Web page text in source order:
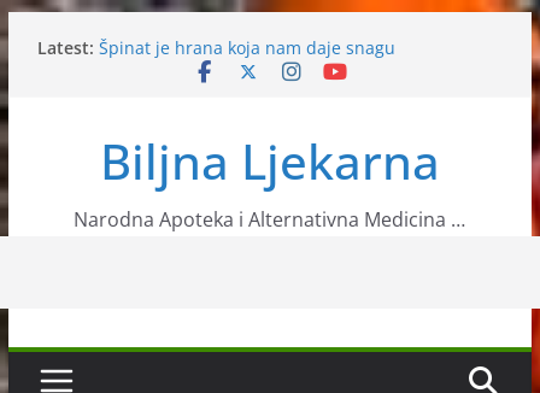
Skip
to
content
Latest: Špinat je hrana koja nam daje snagu
Vitamin B12 u organizmu
Napravite sebi čaj od koprive koji će vam pomoći
protiv malaksalosti
Biljna Ljekarna
Narodna Apoteka i Alternativna Medicina …